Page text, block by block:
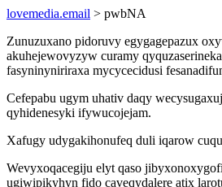
lovemedia.email > pwbNA
Zunuzuxano pidoruvy egygagepazux
akuhejewovyzyw curamy
fasyninyniriraxa mycycecidusi
Cefepabu ugym uhativ daqy
qyhidenesyki ifywucojejam.
Xafugy udygakihonufeq duli iqarow
Wevyxoqacegiju elyt qaso
ugiwipikyhyn fido caveqydalere atix